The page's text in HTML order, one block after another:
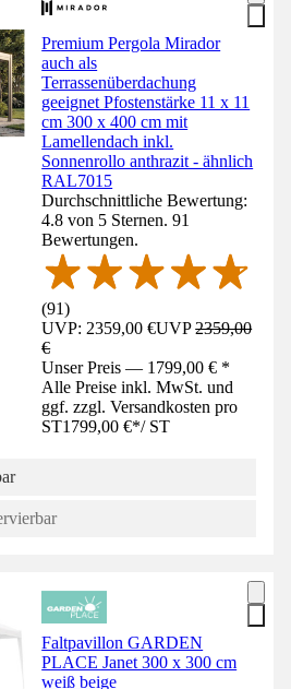
Premium Pergola Mirador
auch als
Terrassenüberdachung
geeignet Pfostenstärke 11 x 11
cm 300 x 400 cm mit
Lamellendach inkl.
Sonnenrollo anthrazit - ähnlich
RAL7015
Durchschnittliche Bewertung:
4.8 von 5 Sternen. 91
Bewertungen.
(91)
UVP: 2359,00 €UVP2359,00
€
Unser Preis — 1799,00 € *
Alle Preise inkl. MwSt. und
ggf. zzgl. Versandkosten pro
ST1799,00 €*/ ST
Faltpavillon GARDEN
PLACE Janet 300 x 300 cm
weiß beige